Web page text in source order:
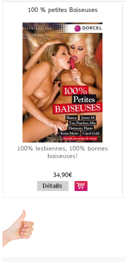
100 % petites Baiseuses
100% lesbiennes, 100% bonnes
baiseuses!
34,90€